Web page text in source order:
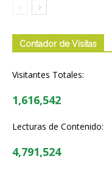
Contador de Visitas
Visitantes Totales:
1,616,542
Lecturas de Contenido:
4,791,524